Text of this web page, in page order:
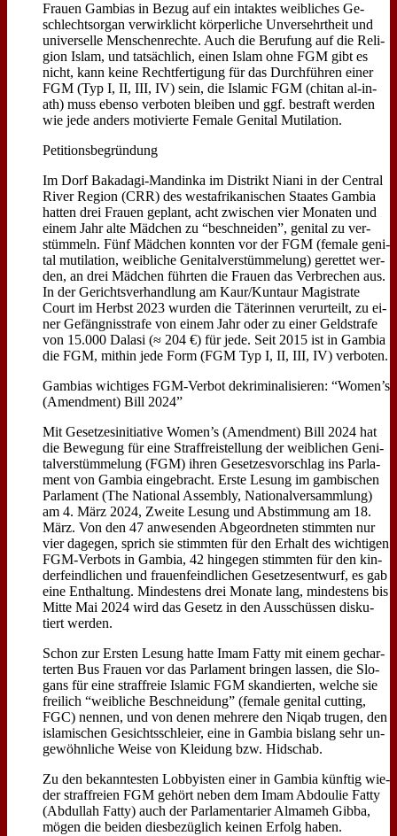
Frau­en Gam­bi­as in Be­zug auf ein in­tak­tes weib­li­ches Ge­
schlechts­or­gan ver­wirk­licht kör­per­li­che Un­ver­sehrt­heit und
uni­ver­sel­le Men­schen­rech­te. Auch die Be­ru­fung auf die Re­li­
gi­on Is­lam, und tat­säch­lich, ei­nen Is­lam oh­ne FGM gibt es
nicht, kann kei­ne Recht­fer­ti­gung für das Durch­füh­ren ei­ner
FGM (Typ I, II, III, IV) sein, die Is­la­mic FGM (chit­an al-in­
ath) muss eben­so ver­bo­ten blei­ben und ggf. be­straft wer­den
wie je­de an­ders mo­ti­vier­te Fe­ma­le Ge­ni­tal Mu­ti­la­ti­on.
Pe­ti­ti­ons­be­grün­dung
Im Dorf Bak­a­da­gi-Man­din­ka im Di­strikt Nia­ni in der Cen­tral
Ri­ver Re­gi­on (CRR) des west­afri­ka­ni­schen Staa­tes Gam­bia
hat­ten drei Frau­en ge­plant, acht zwi­schen vier Mo­na­ten und
ei­nem Jahr al­te Mäd­chen zu “be­schnei­den”, ge­ni­tal zu ver­
stüm­meln. Fünf Mäd­chen konn­ten vor der FGM (fe­ma­le ge­ni­
tal mu­ti­la­ti­on, weib­li­che Ge­ni­tal­ver­stüm­me­lung) ge­ret­tet wer­
den, an drei Mäd­chen führ­ten die Frau­en das Ver­bre­chen aus.
In der Ge­richts­ver­hand­lung am Kaur/Kuntaur Ma­gi­stra­te
Court im Herbst 2023 wur­den die Tä­te­rin­nen ver­ur­teilt, zu ei­
ner Ge­fäng­nis­stra­fe von ei­nem Jahr oder zu ei­ner Geld­stra­fe
von 15.000 Da­la­si (≈ 204 €) für je­de. Seit 2015 ist in Gam­bia
die FGM, mit­hin je­de Form (FGM Typ I, II, III, IV) ver­bo­ten.
Gam­bi­as wich­ti­ges FGM-Ver­bot de­kri­mi­na­li­sie­ren: “Women’s
(Amend­ment) Bill 2024”
Mit Ge­set­zes­in­itia­ti­ve Women’s (Amend­ment) Bill 2024 hat
die Be­we­gung für ei­ne Straf­frei­stel­lung der weib­li­chen Ge­ni­
tal­ver­stüm­me­lung (FGM) ih­ren Ge­set­zes­vor­schlag ins Par­la­
ment von Gam­bia ein­ge­bracht. Er­ste Le­sung im gam­bi­schen
Par­la­ment (The Na­tio­nal As­sem­bly, Na­tio­nal­ver­samm­lung)
am 4. März 2024, Zwei­te Le­sung und Ab­stim­mung am 18.
März. Von den 47 an­we­sen­den Ab­ge­ord­ne­ten stimm­ten nur
vier da­ge­gen, sprich sie stimm­ten für den Er­halt des wich­ti­gen
FGM-Ver­bots in Gam­bia, 42 hin­ge­gen stimm­ten für den kin­
der­feind­li­chen und frau­en­feind­li­chen Ge­set­zes­ent­wurf, es gab
ei­ne Ent­hal­tung. Min­de­stens drei Mo­na­te lang, min­de­stens bis
Mit­te Mai 2024 wird das Ge­setz in den Aus­schüs­sen dis­ku­
tiert wer­den.
Schon zur Er­sten Le­sung hat­te Imam Fat­ty mit ei­nem ge­char­
ter­ten Bus Frau­en vor das Par­la­ment brin­gen las­sen, die Slo­
gans für ei­ne straf­freie Is­la­mic FGM skan­dier­ten, wel­che sie
frei­lich “weib­li­che Be­schnei­dung” (fe­ma­le ge­ni­tal cut­ting,
FGC) nen­nen, und von de­nen meh­re­re den Ni­qab tru­gen, den
is­la­mi­schen Ge­sichts­schlei­er, ei­ne in Gam­bia bis­lang sehr un­
ge­wöhn­li­che Wei­se von Klei­dung bzw. Hid­schab.
Zu den be­kann­te­sten Lob­by­isten ei­ner in Gam­bia künf­tig wie­
der straf­frei­en FGM ge­hört ne­ben dem Imam Ab­doulie Fat­ty
(Ab­dul­lah Fat­ty) auch der Par­la­men­ta­ri­er Al­mameh Gib­ba,
mö­gen die bei­den dies­be­züg­lich kei­nen Er­folg ha­ben.